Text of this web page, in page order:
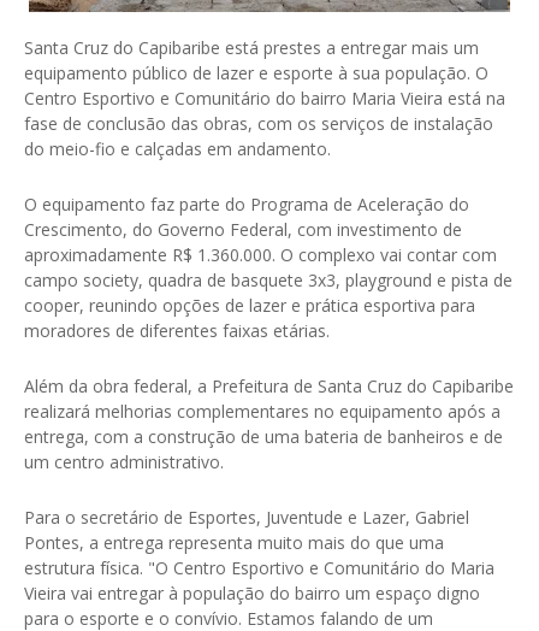
Santa Cruz do Capibaribe está prestes a entregar mais um
equipamento público de lazer e esporte à sua população. O
Centro Esportivo e Comunitário do bairro Maria Vieira está na
fase de conclusão das obras, com os serviços de instalação
do meio-fio e calçadas em andamento.
O equipamento faz parte do Programa de Aceleração do
Crescimento, do Governo Federal, com investimento de
aproximadamente R$ 1.360.000. O complexo vai contar com
campo society, quadra de basquete 3x3, playground e pista de
cooper, reunindo opções de lazer e prática esportiva para
moradores de diferentes faixas etárias.
Além da obra federal, a Prefeitura de Santa Cruz do Capibaribe
realizará melhorias complementares no equipamento após a
entrega, com a construção de uma bateria de banheiros e de
um centro administrativo.
Para o secretário de Esportes, Juventude e Lazer, Gabriel
Pontes, a entrega representa muito mais do que uma
estrutura física. "O Centro Esportivo e Comunitário do Maria
Vieira vai entregar à população do bairro um espaço digno
para o esporte e o convívio. Estamos falando de um